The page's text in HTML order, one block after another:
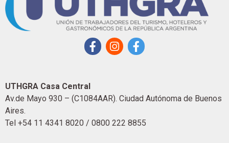
UTHGRA Casa Central
Av.de Mayo 930 – (C1084AAR). Ciudad Autónoma de Buenos
Aires.
Tel +54 11 4341 8020 / 0800 222 8855